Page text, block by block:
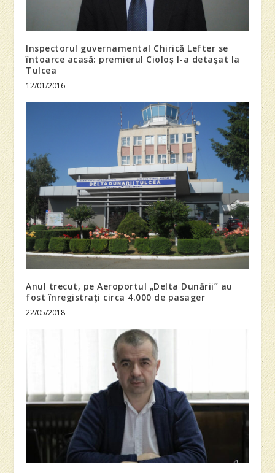
Inspectorul guvernamental Chirică Lefter se
întoarce acasă: premierul Cioloş l-a detaşat la
Tulcea
12/01/2016
Anul trecut, pe Aeroportul „Delta Dunării” au
fost înregistraţi circa 4.000 de pasager
22/05/2018